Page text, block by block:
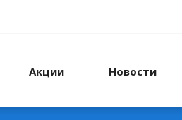
Акции Новости